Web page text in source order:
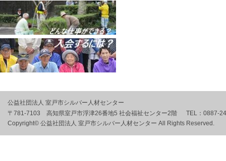
公益社団法人 室戸市シルバー人材センター
〒781-7103 高知県室戸市浮津26番地5 社会福祉センター2階
TEL： 0887-
Copyright© 公益社団法人 室戸市シルバー人材センター All Rights Reserved.